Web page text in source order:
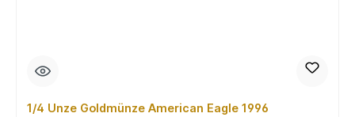
1/4 Unze Goldmünze American Eagle 1996